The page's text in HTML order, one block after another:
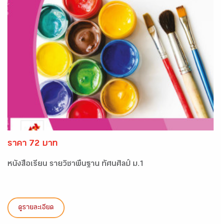
ราคา 72 บาท
หนังสือเรียน รายวิชาพื้นฐาน ทัศนศิลป์ ม.1
ดูรายละเอียด